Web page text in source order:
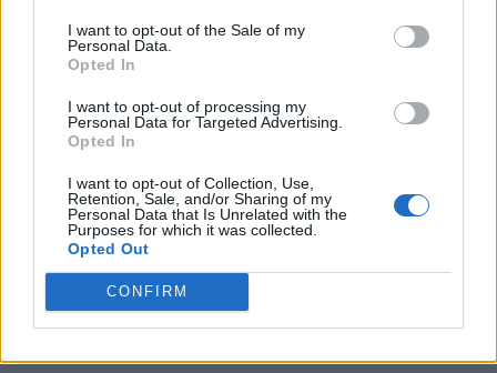
I want to opt-out of the Sale of my
Personal Data.
Opted In
I want to opt-out of processing my
Personal Data for Targeted Advertising.
Opted In
I want to opt-out of Collection, Use,
Retention, Sale, and/or Sharing of my
Personal Data that Is Unrelated with the
Purposes for which it was collected.
Opted Out
CONFIRM